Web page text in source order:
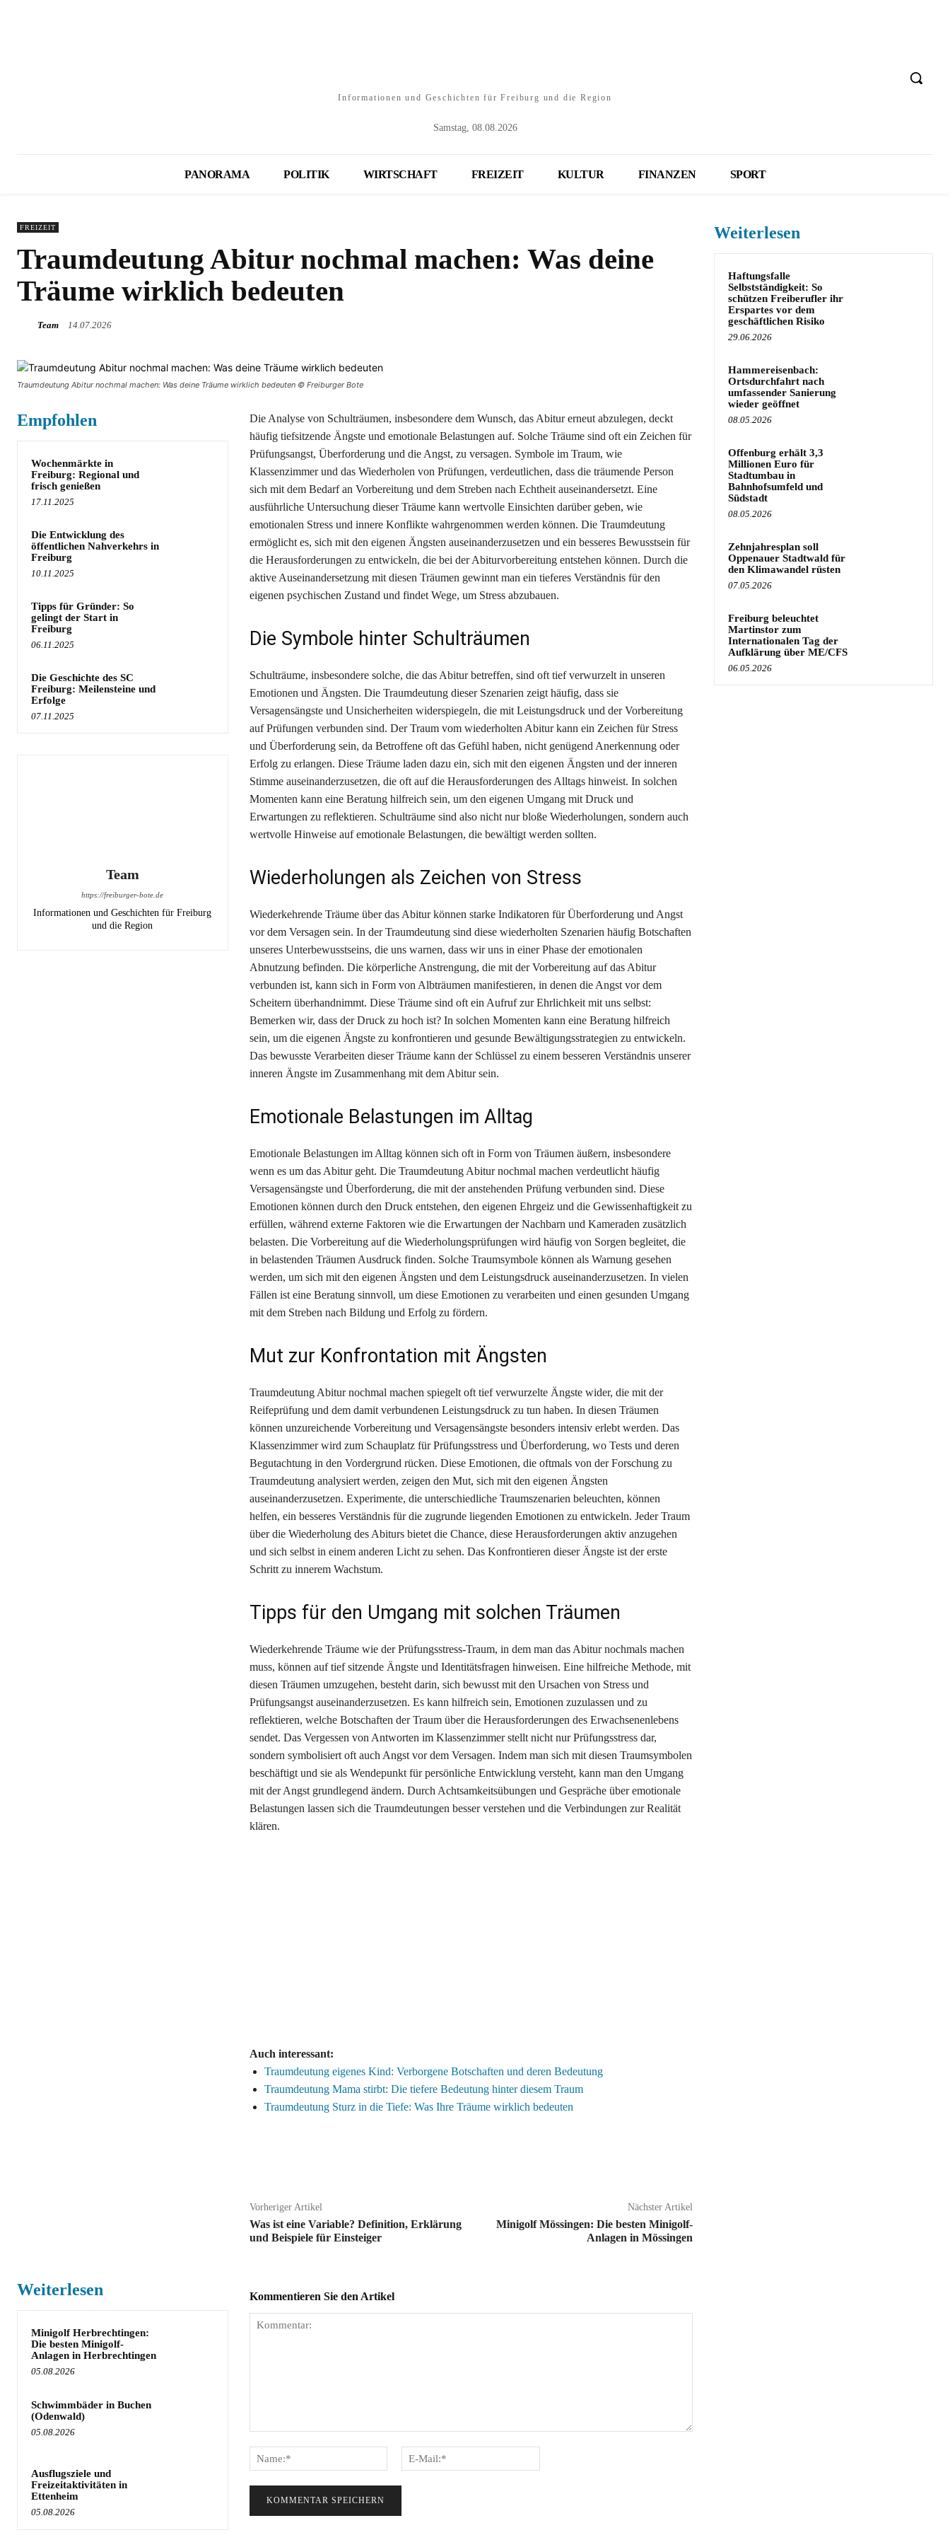
Informationen und Geschichten für Freiburg und die Region
Samstag, 08.08.2026
PANORAMA POLITIK WIRTSCHAFT FREIZEIT KULTUR FINANZEN SPORT
FREIZEIT
Traumdeutung Abitur nochmal machen: Was deine
Träume wirklich bedeuten
Team 14.07.2026
Traumdeutung Abitur nochmal machen: Was deine Träume wirklich bedeuten © Freiburger Bote
Empfohlen
Wochenmärkte in
Freiburg: Regional und
frisch genießen
17.11.2025
Die Entwicklung des
öffentlichen Nahverkehrs in
Freiburg
10.11.2025
Tipps für Gründer: So
gelingt der Start in
Freiburg
06.11.2025
Die Geschichte des SC
Freiburg: Meilensteine und
Erfolge
07.11.2025
Team
https://freiburger-bote.de
Informationen und Geschichten für Freiburg
und die Region
Die Analyse von Schulträumen, insbesondere dem Wunsch, das Abitur erneut abzulegen, deckt
häufig tiefsitzende Ängste und emotionale Belastungen auf. Solche Träume sind oft ein Zeichen für
Prüfungsangst, Überforderung und die Angst, zu versagen. Symbole im Traum, wie
Klassenzimmer und das Wiederholen von Prüfungen, verdeutlichen, dass die träumende Person
sich mit dem Bedarf an Vorbereitung und dem Streben nach Echtheit auseinandersetzt. Eine
ausführliche Untersuchung dieser Träume kann wertvolle Einsichten darüber geben, wie
emotionalen Stress und innere Konflikte wahrgenommen werden können. Die Traumdeutung
ermöglicht es, sich mit den eigenen Ängsten auseinanderzusetzen und ein besseres Bewusstsein für
die Herausforderungen zu entwickeln, die bei der Abiturvorbereitung entstehen können. Durch die
aktive Auseinandersetzung mit diesen Träumen gewinnt man ein tieferes Verständnis für den
eigenen psychischen Zustand und findet Wege, um Stress abzubauen.
Die Symbole hinter Schulträumen
Schulträume, insbesondere solche, die das Abitur betreffen, sind oft tief verwurzelt in unseren
Emotionen und Ängsten. Die Traumdeutung dieser Szenarien zeigt häufig, dass sie
Versagensängste und Unsicherheiten widerspiegeln, die mit Leistungsdruck und der Vorbereitung
auf Prüfungen verbunden sind. Der Traum vom wiederholten Abitur kann ein Zeichen für Stress
und Überforderung sein, da Betroffene oft das Gefühl haben, nicht genügend Anerkennung oder
Erfolg zu erlangen. Diese Träume laden dazu ein, sich mit den eigenen Ängsten und der inneren
Stimme auseinanderzusetzen, die oft auf die Herausforderungen des Alltags hinweist. In solchen
Momenten kann eine Beratung hilfreich sein, um den eigenen Umgang mit Druck und
Erwartungen zu reflektieren. Schulträume sind also nicht nur bloße Wiederholungen, sondern auch
wertvolle Hinweise auf emotionale Belastungen, die bewältigt werden sollten.
Wiederholungen als Zeichen von Stress
Wiederkehrende Träume über das Abitur können starke Indikatoren für Überforderung und Angst
vor dem Versagen sein. In der Traumdeutung sind diese wiederholten Szenarien häufig Botschaften
unseres Unterbewusstseins, die uns warnen, dass wir uns in einer Phase der emotionalen
Abnutzung befinden. Die körperliche Anstrengung, die mit der Vorbereitung auf das Abitur
verbunden ist, kann sich in Form von Albträumen manifestieren, in denen die Angst vor dem
Scheitern überhandnimmt. Diese Träume sind oft ein Aufruf zur Ehrlichkeit mit uns selbst:
Bemerken wir, dass der Druck zu hoch ist? In solchen Momenten kann eine Beratung hilfreich
sein, um die eigenen Ängste zu konfrontieren und gesunde Bewältigungsstrategien zu entwickeln.
Das bewusste Verarbeiten dieser Träume kann der Schlüssel zu einem besseren Verständnis unserer
inneren Ängste im Zusammenhang mit dem Abitur sein.
Emotionale Belastungen im Alltag
Emotionale Belastungen im Alltag können sich oft in Form von Träumen äußern, insbesondere
wenn es um das Abitur geht. Die Traumdeutung Abitur nochmal machen verdeutlicht häufig
Versagensängste und Überforderung, die mit der anstehenden Prüfung verbunden sind. Diese
Emotionen können durch den Druck entstehen, den eigenen Ehrgeiz und die Gewissenhaftigkeit zu
erfüllen, während externe Faktoren wie die Erwartungen der Nachbarn und Kameraden zusätzlich
belasten. Die Vorbereitung auf die Wiederholungsprüfungen wird häufig von Sorgen begleitet, die
in belastenden Träumen Ausdruck finden. Solche Traumsymbole können als Warnung gesehen
werden, um sich mit den eigenen Ängsten und dem Leistungsdruck auseinanderzusetzen. In vielen
Fällen ist eine Beratung sinnvoll, um diese Emotionen zu verarbeiten und einen gesunden Umgang
mit dem Streben nach Bildung und Erfolg zu fördern.
Mut zur Konfrontation mit Ängsten
Traumdeutung Abitur nochmal machen spiegelt oft tief verwurzelte Ängste wider, die mit der
Reifeprüfung und dem damit verbundenen Leistungsdruck zu tun haben. In diesen Träumen
können unzureichende Vorbereitung und Versagensängste besonders intensiv erlebt werden. Das
Klassenzimmer wird zum Schauplatz für Prüfungsstress und Überforderung, wo Tests und deren
Begutachtung in den Vordergrund rücken. Diese Emotionen, die oftmals von der Forschung zu
Traumdeutung analysiert werden, zeigen den Mut, sich mit den eigenen Ängsten
auseinanderzusetzen. Experimente, die unterschiedliche Traumszenarien beleuchten, können
helfen, ein besseres Verständnis für die zugrunde liegenden Emotionen zu entwickeln. Jeder Traum
über die Wiederholung des Abiturs bietet die Chance, diese Herausforderungen aktiv anzugehen
und sich selbst in einem anderen Licht zu sehen. Das Konfrontieren dieser Ängste ist der erste
Schritt zu innerem Wachstum.
Tipps für den Umgang mit solchen Träumen
Wiederkehrende Träume wie der Prüfungsstress-Traum, in dem man das Abitur nochmals machen
muss, können auf tief sitzende Ängste und Identitätsfragen hinweisen. Eine hilfreiche Methode, mit
diesen Träumen umzugehen, besteht darin, sich bewusst mit den Ursachen von Stress und
Prüfungsangst auseinanderzusetzen. Es kann hilfreich sein, Emotionen zuzulassen und zu
reflektieren, welche Botschaften der Traum über die Herausforderungen des Erwachsenenlebens
sendet. Das Vergessen von Antworten im Klassenzimmer stellt nicht nur Prüfungsstress dar,
sondern symbolisiert oft auch Angst vor dem Versagen. Indem man sich mit diesen Traumsymbolen
beschäftigt und sie als Wendepunkt für persönliche Entwicklung versteht, kann man den Umgang
mit der Angst grundlegend ändern. Durch Achtsamkeitsübungen und Gespräche über emotionale
Belastungen lassen sich die Traumdeutungen besser verstehen und die Verbindungen zur Realität
klären.
Auch interessant:
Traumdeutung eigenes Kind: Verborgene Botschaften und deren Bedeutung
Traumdeutung Mama stirbt: Die tiefere Bedeutung hinter diesem Traum
Traumdeutung Sturz in die Tiefe: Was Ihre Träume wirklich bedeuten
Vorheriger Artikel
Was ist eine Variable? Definition, Erklärung
und Beispiele für Einsteiger
Nächster Artikel
Minigolf Mössingen: Die besten Minigolf-
Anlagen in Mössingen
Weiterlesen
Minigolf Herbrechtingen:
Die besten Minigolf-
Anlagen in Herbrechtingen
05.08.2026
Schwimmbäder in Buchen
(Odenwald)
05.08.2026
Ausflugsziele und
Freizeitaktivitäten in
Ettenheim
05.08.2026
Kommentieren Sie den Artikel
Name:*
Mail:*
Weiterlesen
Haftungsfalle
Selbstständigkeit: So
schützen Freiberufler ihr
Erspartes vor dem
geschäftlichen Risiko
29.06.2026
Hammereisenbach:
Ortsdurchfahrt nach
umfassender Sanierung
wieder geöffnet
08.05.2026
Offenburg erhält 3,3
Millionen Euro für
Stadtumbau in
Bahnhofsumfeld und
Südstadt
08.05.2026
Zehnjahresplan soll
Oppenauer Stadtwald für
den Klimawandel rüsten
07.05.2026
Freiburg beleuchtet
Martinstor zum
Internationalen Tag der
Aufklärung über ME/CFS
06.05.2026